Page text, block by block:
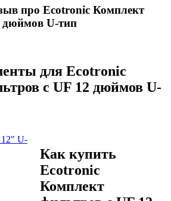
про Ecotronic Комплект
дюймов U-тип
для Ecotronic
c UF 12 дюймов U-
12" U-
Как купить
Ecotronic
Комплект